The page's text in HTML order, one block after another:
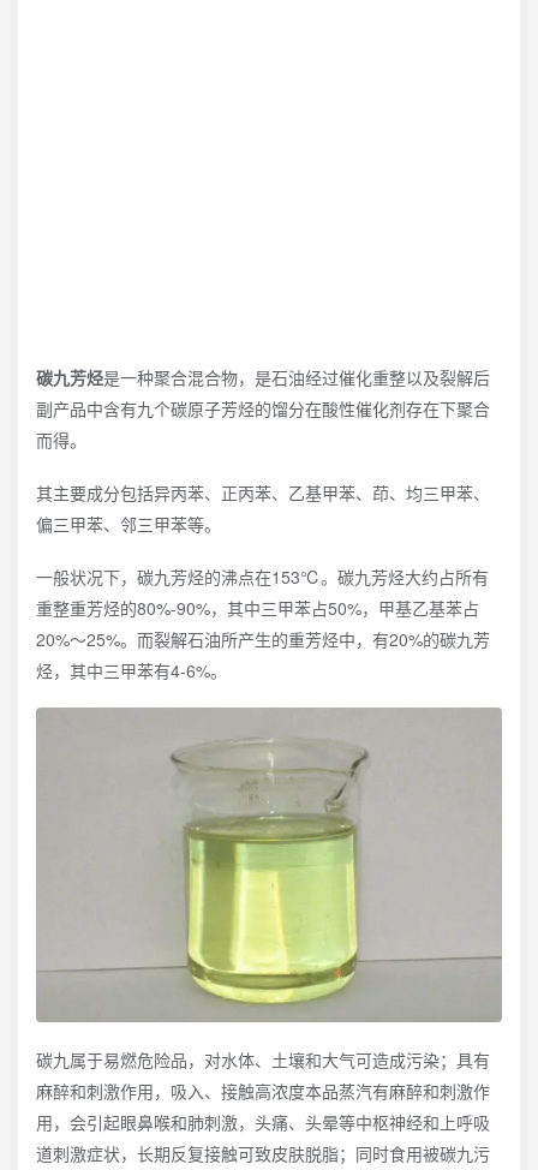
碳九芳烃是一种聚合混合物，是石油经过催化重整以及裂解后
副产品中含有九个碳原子芳烃的馏分在酸性催化剂存在下聚合
而得。
其主要成分包括异丙苯、正丙苯、乙基甲苯、茚、均三甲苯、
偏三甲苯、邻三甲苯等。
一般状况下，碳九芳烃的沸点在153℃。碳九芳烃大约占所有
重整重芳烃的80%-90%，其中三甲苯占50%，甲基乙基苯占
20%～25%。而裂解石油所产生的重芳烃中，有20%的碳九芳
烃，其中三甲苯有4-6%。
碳九属于易燃危险品，对水体、土壤和大气可造成污染；具有
麻醉和刺激作用，吸入、接触高浓度本品蒸汽有麻醉和刺激作
用，会引起眼鼻喉和肺刺激，头痛、头晕等中枢神经和上呼吸
道刺激症状，长期反复接触可致皮肤脱脂；同时食用被碳九污